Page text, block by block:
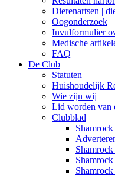
Dierenartsen |
Oogonderzoek
Invulformulier
Medische
FAQ
De Club
Statuten
Huishoudelijk
Wie zijn wij
Lid worden van
Clubblad